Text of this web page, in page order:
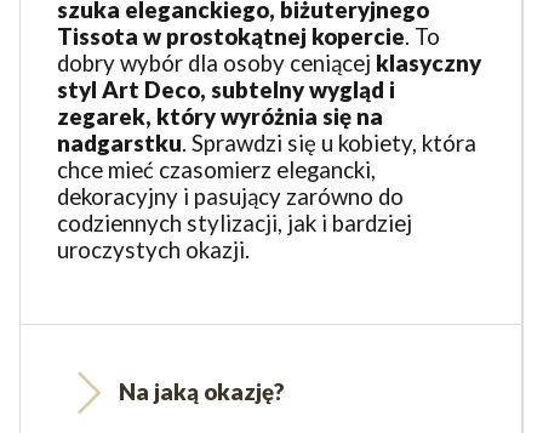
szuka eleganckiego, biżuteryjnego
Tissota w prostokątnej kopercie. To
dobry wybór dla osoby ceniącej klasyczny
styl Art Deco, subtelny wygląd i
zegarek, który wyróżnia się na
nadgarstku. Sprawdzi się u kobiety, która
chce mieć czasomierz elegancki,
dekoracyjny i pasujący zarówno do
codziennych stylizacji, jak i bardziej
uroczystych okazji.
Na jaką okazję?